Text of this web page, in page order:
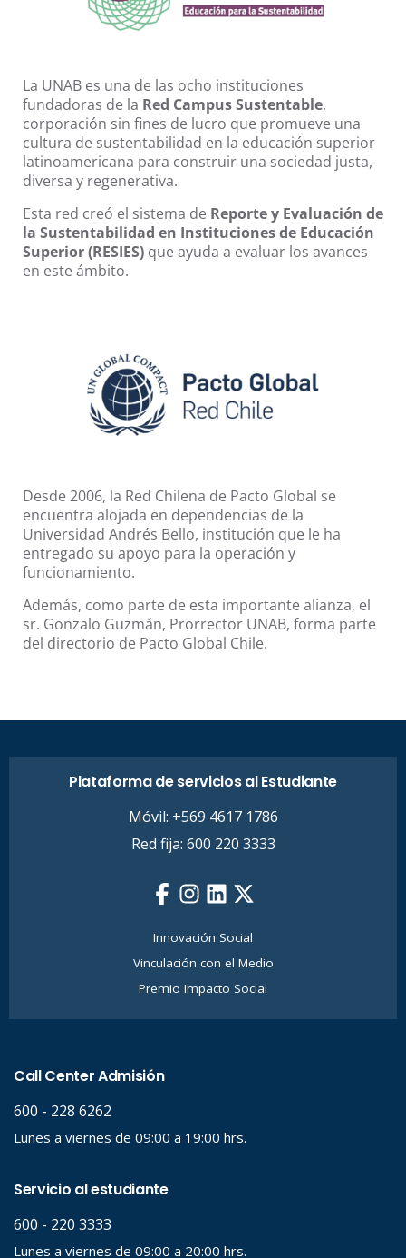
La UNAB es una de las ocho instituciones
fundadoras de la Red Campus Sustentable,
corporación sin fines de lucro que promueve una
cultura de sustentabilidad en la educación superior
latinoamericana para construir una sociedad justa,
diversa y regenerativa.
Esta red creó el sistema de Reporte y Evaluación de
la Sustentabilidad en Instituciones de Educación
Superior (RESIES) que ayuda a evaluar los avances
en este ámbito.
Desde 2006, la Red Chilena de Pacto Global se
encuentra alojada en dependencias de la
Universidad Andrés Bello, institución que le ha
entregado su apoyo para la operación y
funcionamiento.
Además, como parte de esta importante alianza, el
sr. Gonzalo Guzmán, Prorrector UNAB, forma parte
del directorio de Pacto Global Chile.